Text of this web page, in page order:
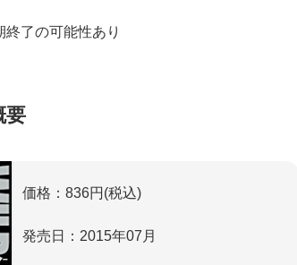
了の可能性あり
要
価格：836円(税込)
発売日：2015年07月